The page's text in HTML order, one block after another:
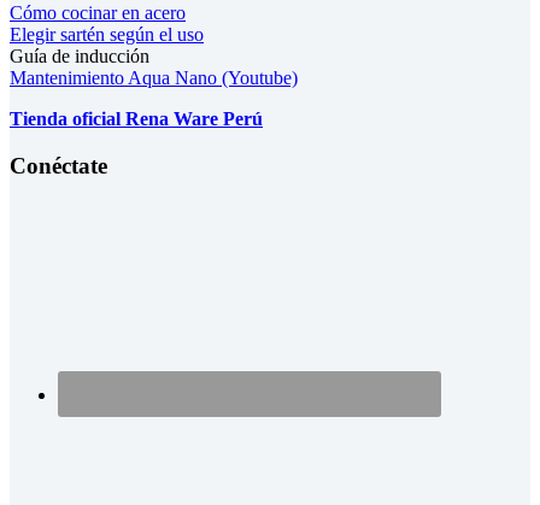
Cómo cocinar en acero
Elegir sartén según el uso
Guía de inducción
Mantenimiento Aqua Nano (Youtube)
Tienda oficial Rena Ware Perú
Conéctate